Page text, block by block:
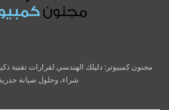
مجنون كمبيوتر: دليلك الهندسي لقرارات تقنية
شراء، وحلول صيانة